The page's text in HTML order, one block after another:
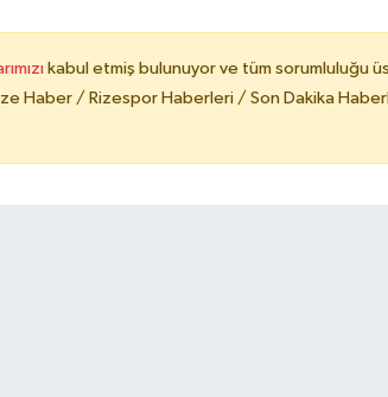
kabul etmiş bulunuyor ve tüm sorumluluğu
Haber / Rizespor Haberleri / Son Dakika